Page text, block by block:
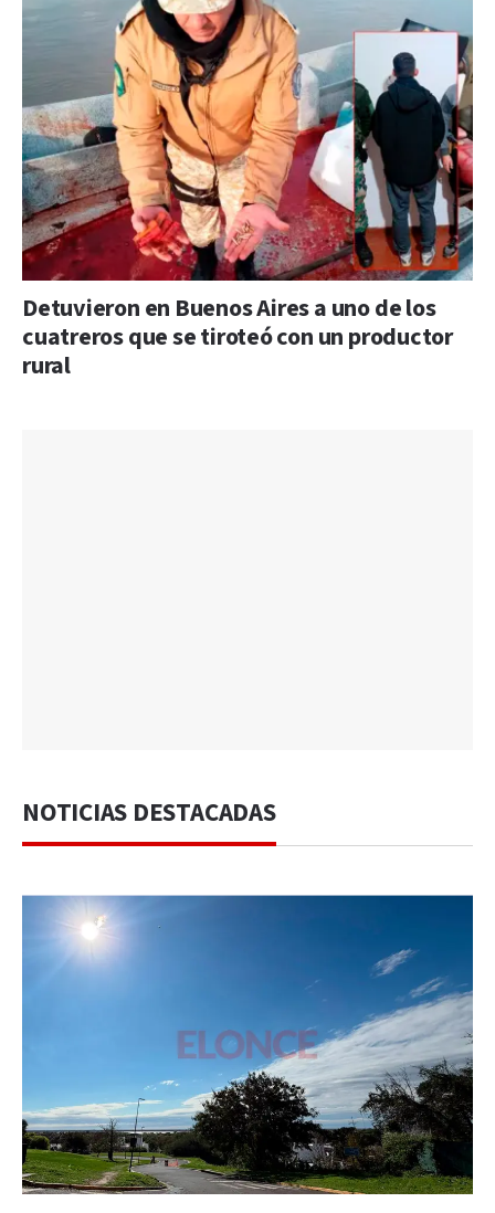
Detuvieron en Buenos Aires a uno de los
cuatreros que se tiroteó con un productor
rural
NOTICIAS DESTACADAS